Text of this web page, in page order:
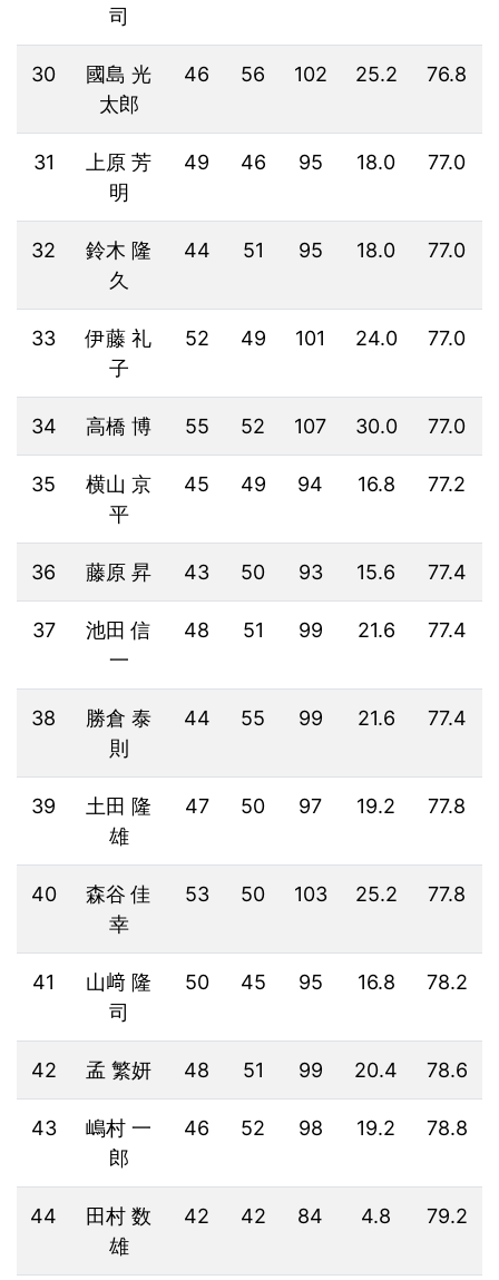
司
30
國島 光
太郎
46 56 102 25.2 76.8
31
上原 芳
明
49 46 95 18.0 77.0
32
鈴木 隆
久
44 51 95 18.0 77.0
33
伊藤 礼
子
52 49 101 24.0 77.0
34 高橋 博 55 52 107 30.0 77.0
35
横山 京
平
45 49 94 16.8 77.2
36 藤原 昇 43 50 93 15.6 77.4
37
池田 信
一
48 51 99 21.6 77.4
38
勝倉 泰
則
44 55 99 21.6 77.4
39
土田 隆
雄
47 50 97 19.2 77.8
40
森谷 佳
幸
53 50 103 25.2 77.8
41
山﨑 隆
司
50 45 95 16.8 78.2
42 孟 繁妍 48 51 99 20.4 78.6
43
嶋村 一
郎
46 52 98 19.2 78.8
44
田村 数
雄
42 42 84 4.8 79.2